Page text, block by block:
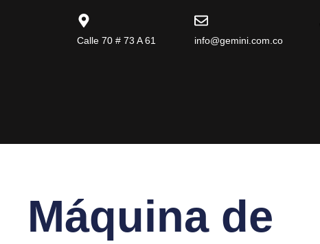
Calle 70 # 73 A 61 info@gemini.com.co
Máquina de